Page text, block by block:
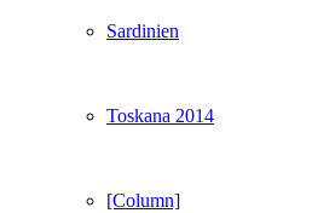
Sardinien
Toskana 2014
[Column]